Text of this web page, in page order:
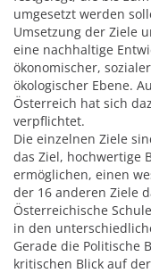
umgesetzt werden
Umsetzung der Ziele
eine nachhaltige
ökonomischer,
ökologischer Ebene.
Österreich hat sich
verpflichtet.
Die einzelnen Ziele
das Ziel, hochwertige
ermöglichen, einen
der 16 anderen Ziele
Österreichische
in den
Gerade die Politische
kritischen Blick auf